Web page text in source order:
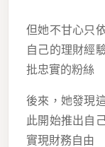
但她不甘心只
自己的理財經
批忠實的粉絲
後來，她發現
此開始推出自
實現財務自由